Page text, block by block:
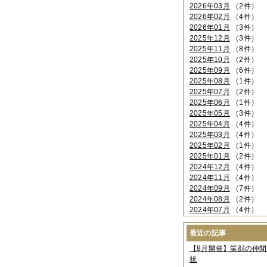
2026年03月
（2件）
2026年02月
（4件）
2026年01月
（3件）
2025年12月
（3件）
2025年11月
（8件）
2025年10月
（2件）
2025年09月
（6件）
2025年08月
（1件）
2025年07月
（2件）
2025年06月
（1件）
2025年05月
（3件）
2025年04月
（4件）
2025年03月
（4件）
2025年02月
（1件）
2025年01月
（2件）
2024年12月
（4件）
2024年11月
（4件）
2024年09月
（7件）
2024年08月
（2件）
2024年07月
（4件）
2024年06月（4件）
2024年04月
2024年03月（3件）
2024年02月（2件）
2023年12月
最近の記事
【8月開催】笑顔の仲
状